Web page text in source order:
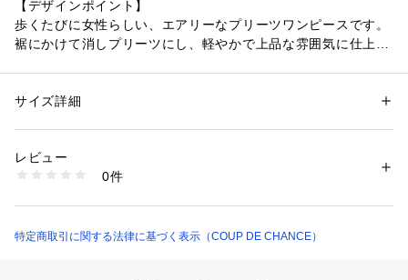
【デザインポイント】
歩くたびに女性らしい、エアリーなプリーツワンピースです。
裾にかけて消しプリーツにし、軽やかで上品な雰囲気に仕上げ
ます。
頂けます。
ト素材です。
性別：レディース
素材：表地: ポリエステル100％ 裏地: ポリエステル100％
商品番号：
187-55405 （ショップ）
サイズ詳細
レビュー
0件
特定商取引に関する法律に基づく表示（COUP DE CHANCE）